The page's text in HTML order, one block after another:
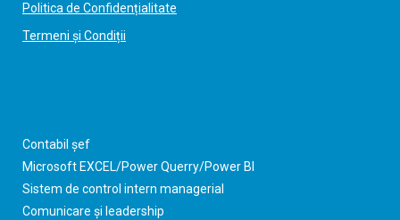
Politica de Confidențialitate
Termeni și Condiții
Contabil șef
Microsoft EXCEL/Power Querry/Power BI
Sistem de control intern managerial
Comunicare și leadership